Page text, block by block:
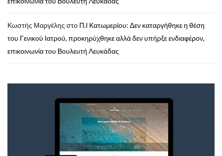
Κωστής Μαργέλης στο Π.Ι Κατωμερίου: Δεν καταργήθηκε η θέση
του Γενικού Ιατρού, προκηρύχθηκε αλλά δεν υπήρξε ενδιαφέρον,
επικοινωνία του Βουλευτή Λευκάδας